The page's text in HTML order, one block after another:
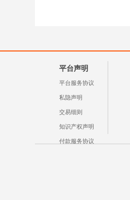
平台声明
平台服务协议
私隐声明
交易细则
知识产权声明
付款服务协议